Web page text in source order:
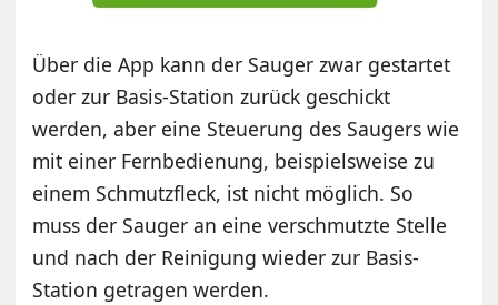
Über die App kann der Sauger zwar gestartet
oder zur Basis-Station zurück geschickt
werden, aber eine Steuerung des Saugers wie
mit einer Fernbedienung, beispielsweise zu
einem Schmutzfleck, ist nicht möglich. So
muss der Sauger an eine verschmutzte Stelle
und nach der Reinigung wieder zur Basis-
Station getragen werden.